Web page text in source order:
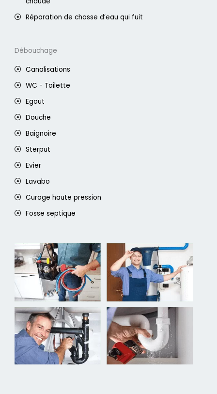
Réparation de chasse d’eau qui fuit
Débouchage
Canalisations
WC - Toilette
Egout
Douche
Baignoire
Sterput
Evier
Lavabo
Curage haute pression
Fosse septique